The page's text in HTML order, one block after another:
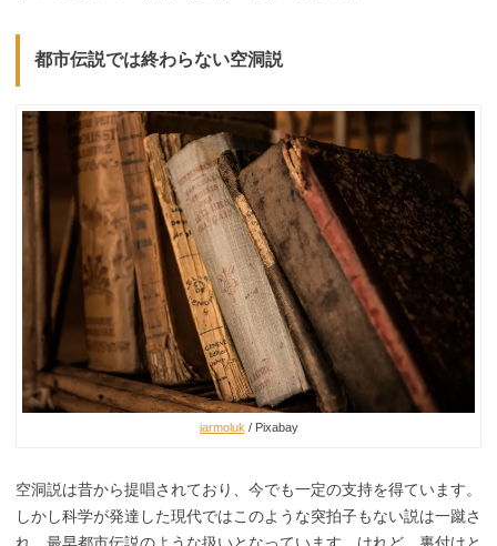
都市伝説では終わらない空洞説
jarmoluk / Pixabay
空洞説は昔から提唱されており、今でも一定の支持を得ています。
しかし科学が発達した現代ではこのような突拍子もない説は一蹴さ
れ、最早都市伝説のような扱いとなっています。けれど、裏付けと